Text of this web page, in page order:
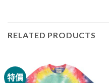
RELATED PRODUCTS
特價